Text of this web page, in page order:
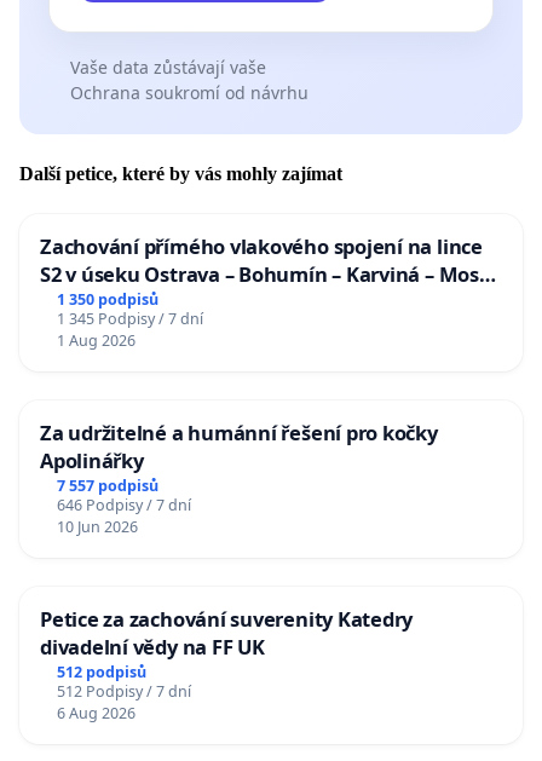
Vaše data zůstávají vaše
Ochrana soukromí od návrhu
Další petice, které by vás mohly zajímat
Zachování přímého vlakového spojení na lince
S2 v úseku Ostrava – Bohumín – Karviná – Mosty
u Jablunkova
1 350 podpisů
1 345 Podpisy / 7 dní
1 Aug 2026
Za udržitelné a humánní řešení pro kočky
Apolinářky
7 557 podpisů
646 Podpisy / 7 dní
10 Jun 2026
Petice za zachování suverenity Katedry
divadelní vědy na FF UK
512 podpisů
512 Podpisy / 7 dní
6 Aug 2026